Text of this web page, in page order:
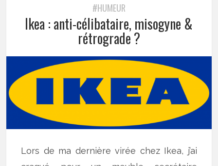
#HUMEUR
Ikea : anti-célibataire, misogyne &
rétrograde ?
Lors de ma dernière virée chez Ikea, j’ai